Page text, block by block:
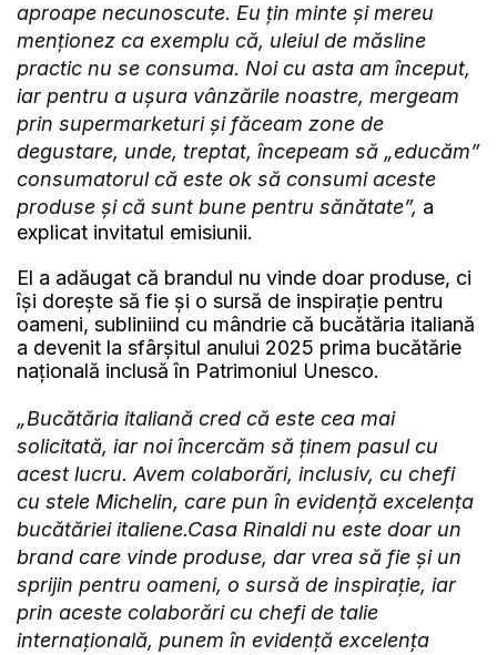
aproape necunoscute. Eu țin minte și mereu
menționez ca exemplu că, uleiul de măsline
practic nu se consuma. Noi cu asta am început,
iar pentru a ușura vânzările noastre, mergeam
prin supermarketuri și făceam zone de
degustare, unde, treptat, începeam să „educăm”
consumatorul că este ok să consumi aceste
produse și că sunt bune pentru sănătate”, a
explicat invitatul emisiunii.
El a adăugat că brandul nu vinde doar produse, ci
își dorește să fie și o sursă de inspirație pentru
oameni, subliniind cu mândrie că bucătăria italiană
a devenit la sfârșitul anului 2025 prima bucătărie
națională inclusă în Patrimoniul Unesco.
„Bucătăria italiană cred că este cea mai
solicitată, iar noi încercăm să ținem pasul cu
acest lucru. Avem colaborări, inclusiv, cu chefi
cu stele Michelin, care pun în evidență excelența
bucătăriei italiene.Casa Rinaldinu este doar un
brand care vinde produse, dar vrea să fie și un
sprijin pentru oameni, o sursă de inspirație, iar
prin aceste colaborări cu chefi de talie
internațională, punem în evidență excelența